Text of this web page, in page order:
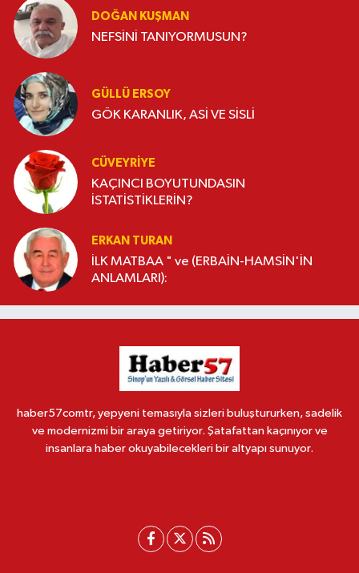
DOĞAN KUŞMAN
NEFSİNİ TANIYORMUSUN?
GÜLLÜ ERSOY
GÖK KARANLIK, ASİ VE SİSLİ
CÜVEYRIYE
KAÇINCI BOYUTUNDASIN
İSTATİSTİKLERİN?
ERKAN TURAN
İLK MATBAA " ve (ERBAİN-HAMSİN'İN
ANLAMLARI):
haber57comtr, yepyeni temasıyla sizleri buluştururken, sadelik
ve modernizmi bir araya getiriyor. Şatafattan kaçınıyor ve
insanlara haber okuyabilecekleri bir altyapı sunuyor.